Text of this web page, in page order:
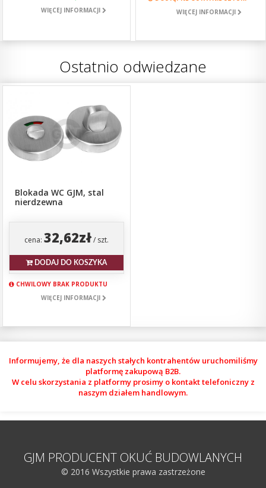
WIĘCEJ INFORMACJI
WIĘCEJ INFORMACJI
Ostatnio odwiedzane
Blokada WC GJM, stal
nierdzewna
cena: 32,62zł/ szt.
DODAJ DO KOSZYKA
CHWILOWY BRAK PRODUKTU
WIĘCEJ INFORMACJI
Informujemy, że dla naszych stałych kontrahentów uruchomiliśmy
platformę zakupową B2B.
W celu skorzystania z platformy prosimy o kontakt telefoniczny z
naszym działem handlowym.
GJM PRODUCENT OKUĆ BUDOWLANYCH
© 2016 Wszystkie prawa zastrzeżone